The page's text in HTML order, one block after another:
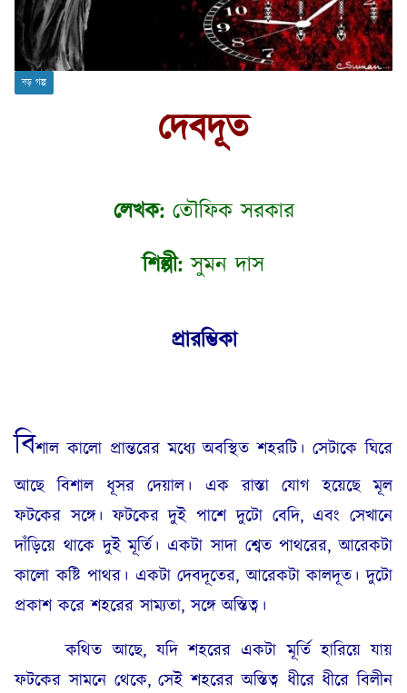
বড় গল্প
দেবদূত
লেখক:তৌফিক সরকার
শিল্পী: সুমন দাস
প্রারম্ভিকা
বিশাল কালো প্রান্তরের মধ্যে অবস্থিত শহরটি। সেটাকে ঘিরে
আছে বিশাল ধূসর দেয়াল। এক রাস্তা যোগ হয়েছে মূল
ফটকের সঙ্গে। ফটকের দুই পাশে দুটো বেদি, এবং সেখানে
দাঁড়িয়ে থাকে দুই মূর্তি। একটা সাদা শ্বেত পাথরের, আরেকটা
কালো কষ্টি পাথর। একটা দেবদূতের, আরেকটা কালদূত। দুটো
প্রকাশ করে শহরের সাম্যতা, সঙ্গে অস্তিত্ব।
কথিত আছে, যদি শহরের একটা মূর্তি হারিয়ে যায়
ফটকের সামনে থেকে, সেই শহরের অস্তিত্ব ধীরে ধীরে বিলীন